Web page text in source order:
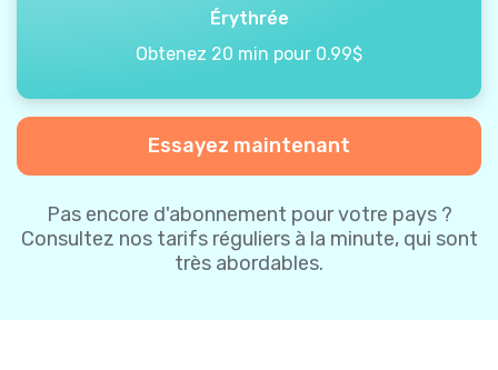
Érythrée
Obtenez 20 min pour 0.99$
Essayez maintenant
Pas encore d'abonnement pour votre pays ?
Consultez nos tarifs réguliers à la minute, qui sont
très abordables.